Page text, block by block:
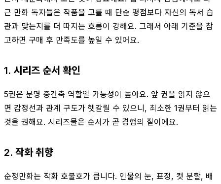
근 만화 독자들은 작품을 고를 때 단순 평점보다 자신의 독서 습
관과 맞는지를 더 따지는 흐름이 강해요. 그래서 아래 기준을 참
고하면 구매 후 만족도를 높일 수 있어요.
1. 시리즈 순서 확인
5권은 분명 중간축 역할일 가능성이 높아요. 앞 권을 읽지 않으
면 감정선과 관계 구도가 헷갈릴 수 있으니, 최소한 1권부터 읽는
것을 권해요. 시리즈물은 순서가 곧 경험의 질이에요.
2. 작화 취향
순정만화는 작화 호불호가 큽니다. 인물의 눈, 표정, 컷 분할, 배